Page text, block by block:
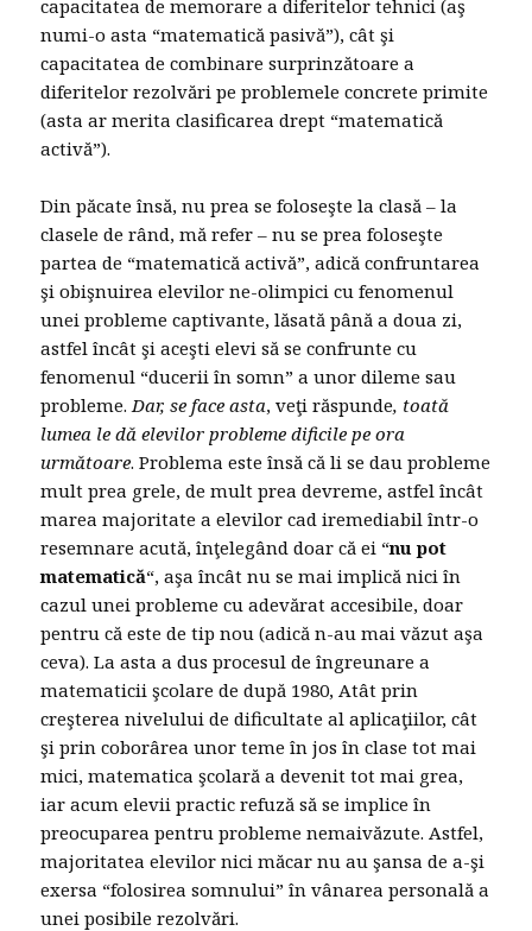
capacitatea de memorare a diferitelor tehnici (aş
numi-o asta “matematică pasivă”), cât şi
capacitatea de combinare surprinzătoare a
diferitelor rezolvări pe problemele concrete primite
(asta ar merita clasificarea drept “matematică
activă”).
Din păcate însă, nu prea se foloseşte la clasă – la
clasele de rând, mă refer – nu se prea foloseşte
partea de “matematică activă”, adică confruntarea
şi obişnuirea elevilor ne-olimpici cu fenomenul
unei probleme captivante, lăsată până a doua zi,
astfel încât şi aceşti elevi să se confrunte cu
fenomenul “ducerii în somn” a unor dileme sau
probleme. Dar, se face asta, veţi răspunde, toată
lumea le dă elevilor probleme dificile pe ora
următoare. Problema este însă că li se dau probleme
mult prea grele, de mult prea devreme, astfel încât
marea majoritate a elevilor cad iremediabil într-o
resemnare acută, înţelegând doar că ei “nu pot
matematică“, aşa încât nu se mai implică nici în
cazul unei probleme cu adevărat accesibile, doar
pentru că este de tip nou (adică n-au mai văzut aşa
ceva). La asta a dus procesul de îngreunare a
matematicii şcolare de după 1980, Atât prin
creşterea nivelului de dificultate al aplicaţiilor, cât
şi prin coborârea unor teme în jos în clase tot mai
mici, matematica şcolară a devenit tot mai grea,
iar acum elevii practic refuză să se implice în
preocuparea pentru probleme nemaivăzute. Astfel,
majoritatea elevilor nici măcar nu au şansa de a-şi
exersa “folosirea somnului” în vânarea personală a
unei posibile rezolvări.